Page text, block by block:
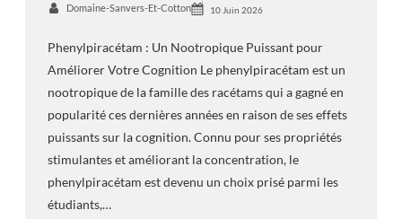
Domaine-Sanvers-Et-Cotton 10 Juin 2026
Phenylpiracétam : Un Nootropique Puissant pour
Améliorer Votre Cognition Le phenylpiracétam est un
nootropique de la famille des racétams qui a gagné en
popularité ces dernières années en raison de ses effets
puissants sur la cognition. Connu pour ses propriétés
stimulantes et améliorant la concentration, le
phenylpiracétam est devenu un choix prisé parmi les
étudiants,…